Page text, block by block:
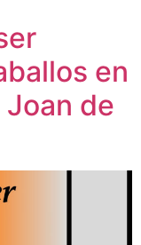
en
de